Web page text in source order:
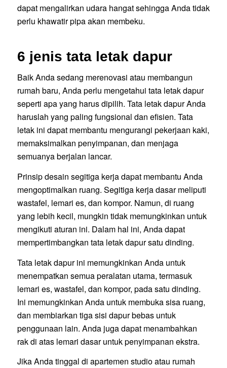
dapat mengalirkan udara hangat sehingga Anda tidak
perlu khawatir pipa akan membeku.
6 jenis tata letak dapur
Baik Anda sedang merenovasi atau membangun
rumah baru, Anda perlu mengetahui tata letak dapur
seperti apa yang harus dipilih. Tata letak dapur Anda
haruslah yang paling fungsional dan efisien. Tata
letak ini dapat membantu mengurangi pekerjaan kaki,
memaksimalkan penyimpanan, dan menjaga
semuanya berjalan lancar.
Prinsip desain segitiga kerja dapat membantu Anda
mengoptimalkan ruang. Segitiga kerja dasar meliputi
wastafel, lemari es, dan kompor. Namun, di ruang
yang lebih kecil, mungkin tidak memungkinkan untuk
mengikuti aturan ini. Dalam hal ini, Anda dapat
mempertimbangkan tata letak dapur satu dinding.
Tata letak dapur ini memungkinkan Anda untuk
menempatkan semua peralatan utama, termasuk
lemari es, wastafel, dan kompor, pada satu dinding.
Ini memungkinkan Anda untuk membuka sisa ruang,
dan membiarkan tiga sisi dapur bebas untuk
penggunaan lain. Anda juga dapat menambahkan
rak di atas lemari dasar untuk penyimpanan ekstra.
Jika Anda tinggal di apartemen studio atau rumah